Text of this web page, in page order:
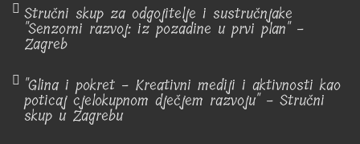
Stručni skup za odgojitelje i sustručnjake
"Senzorni razvoj: iz pozadine u prvi plan" -
Zagreb
"Glina i pokret - Kreativni mediji i aktivnosti kao
poticaj cjelokupnom dječjem razvoju" - Stručni
skup u Zagrebu